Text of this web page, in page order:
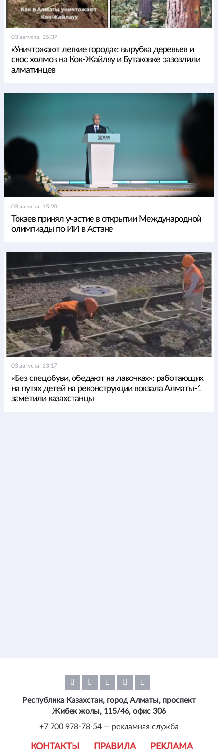
03 августа, 15:37
«Уничтожают легкие города»: вырубка деревьев и
снос холмов на Кок-Жайляу и Бутаковке разозлили
алматинцев
03 августа, 15:20
Токаев принял участие в открытии Международной
олимпиады по ИИ в Астане
03 августа, 13:17
«Без спецобуви, обедают на лавочках»: работающих
на путях детей на реконструкции вокзала Алматы-1
заметили казахстанцы
КОНТАКТЫ ПРАВИЛА РЕКЛАМА
Республика Казахстан, город Алматы, проспект
Жибек жолы, 115/46, офис 306
+7 700 978-78-54 — рекламная служба